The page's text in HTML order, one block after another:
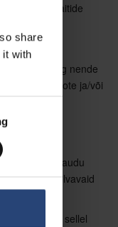
share
it with
lingitud saitide
ning nende
toote ja/või
või selle kaudu
muul viisil solvavaid
postitatud sellel